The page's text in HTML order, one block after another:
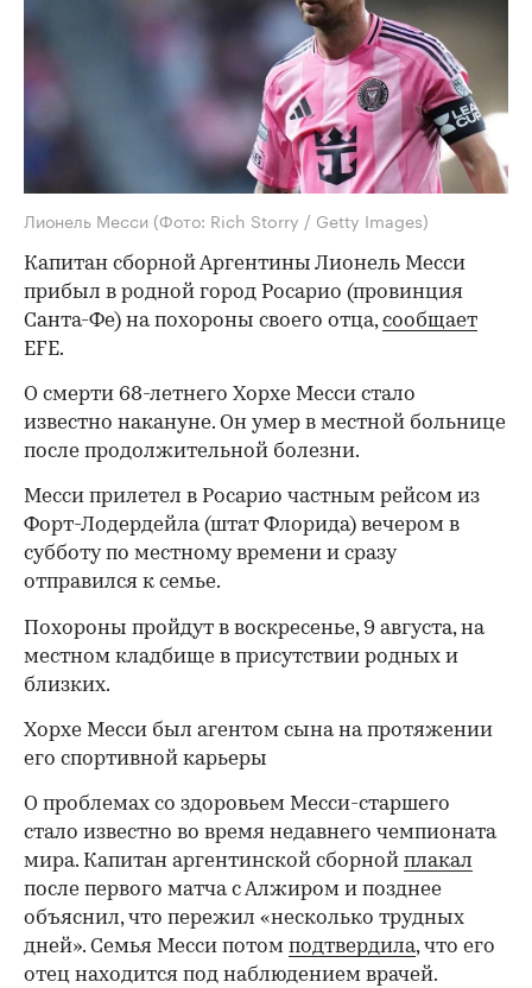
Лионель Месси (Фото: Rich Storry / Getty Images)
Капитан сборной Аргентины Лионель Месси
прибыл в родной город Росарио (провинция
Санта-Фе) на похороны своего отца,сообщает
EFE.
О смерти 68-летнего Хорхе Месси стало
известно накануне. Он умер в местной больнице
после продолжительной болезни.
Месси прилетел в Росарио частным рейсом из
Форт-Лодердейла (штат Флорида) вечером в
субботу по местному времени и сразу
отправился к семье.
00:00 / 00:00
Похороны пройдут в воскресенье, 9 августа, на
местном кладбище в присутствии родных и
близких.
Хорхе Месси был агентом сына на протяжении
его спортивной карьеры
О проблемах со здоровьем Месси-старшего
стало известно во время недавнего чемпионата
мира. Капитан аргентинской сборной плакал
после первого матча с Алжиром и позднее
объяснил, что пережил «несколько трудных
дней». Семья Месси потом подтвердила, что его
отец находится под наблюдением врачей.